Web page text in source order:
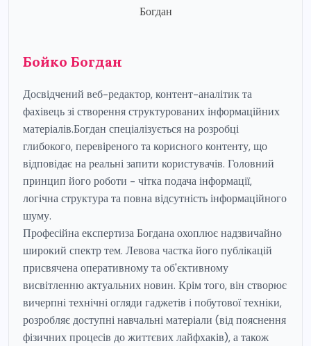
Бойко Богдан
Досвідчений веб-редактор, контент-аналітик та
фахівець зі створення структурованих інформаційних
матеріалів.Богдан спеціалізується на розробці
глибокого, перевіреного та корисного контенту, що
відповідає на реальні запити користувачів. Головний
принцип його роботи - чітка подача інформації,
логічна структура та повна відсутність інформаційного
шуму.
Професійна експертиза Богдана охоплює надзвичайно
широкий спектр тем. Левова частка його публікацій
присвячена оперативному та об'єктивному
висвітленню актуальних новин. Крім того, він створює
вичерпні технічні огляди гаджетів і побутової техніки,
розробляє доступні навчальні матеріали (від пояснення
фізичних процесів до життєвих лайфхаків), а також